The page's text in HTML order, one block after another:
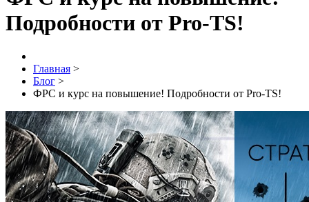
Подробности от Pro-TS!
Главная >
Блог >
ФРС и курс на повышение! Подробности от Pro-TS!